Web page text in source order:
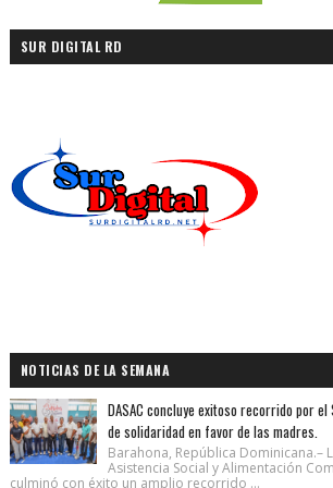
SUR DIGITAL RD
NOTICIAS DE LA SEMANA
DASAC concluye exitoso recorrido por
de solidaridad en favor de las madres.
Barahona, República Dominicana.–
Asistencia Social y Alimentación
culminó con éxito un amplio recorrido ...